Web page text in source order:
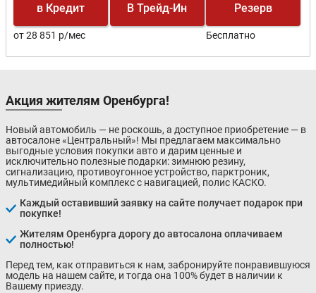
в Кредит
от 28 851 р/мес
В Трейд-Ин Резерв
Бесплатно
Акция жителям Оренбурга!
Новый автомобиль — не роскошь, а доступное приобретение — в
автосалоне «Центральный»! Мы предлагаем максимально
выгодные условия покупки авто и дарим ценные и
исключительно полезные подарки: зимнюю резину,
сигнализацию, противоугонное устройство, парктроник,
мультимедийный комплекс с навигацией, полис КАСКО.
Каждый оставивший заявку на сайте получает подарок при
покупке!
Жителям Оренбурга дорогу до автосалона оплачиваем
полностью!
Перед тем, как отправиться к нам, забронируйте понравившуюся
модель на нашем сайте, и тогда она 100% будет в наличии к
Вашему приезду.